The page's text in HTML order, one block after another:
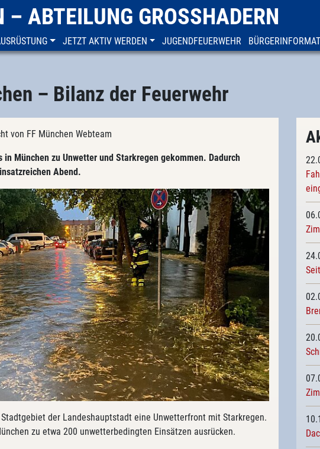
ABTEILUNG GROSSHADERN
JETZT AKTIV WERDEN JUGENDFEUERWEHR
– Bilanz der Feuerwehr
von FF München Webteam
München zu Unwetter und Starkregen gekommen. Dadurch
Abend.
der Landeshauptstadt eine Unwetterfront mit Starkregen.
zu etwa 200 unwetterbedingten Einsätzen ausrücken.